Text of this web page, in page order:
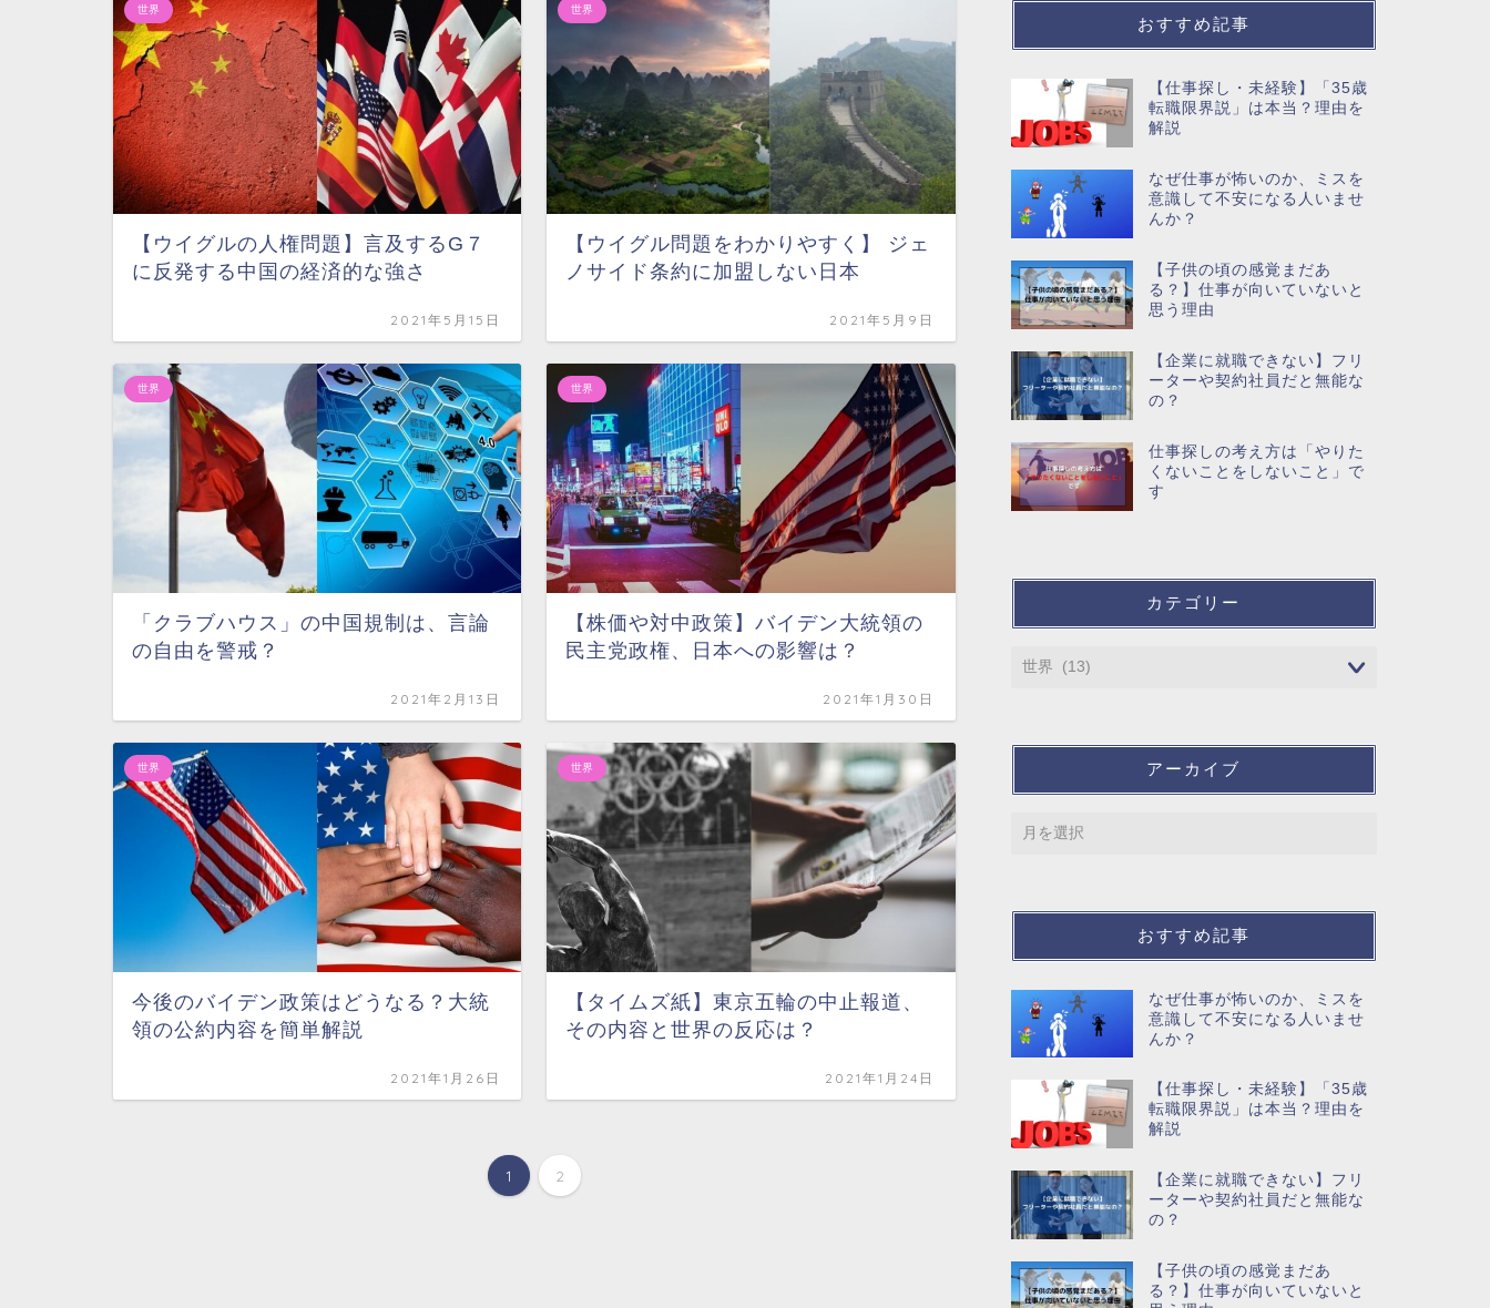
世界
【ウイグルの人権問題】言及するG７
に反発する中国の経済的な強さ
2021年5月15日
世界
【ウイグル問題をわかりやすく】 ジェ
ノサイド条約に加盟しない日本
2021年5月9日
世界
「クラブハウス」の中国規制は、言論
の自由を警戒？
2021年2月13日
世界
【株価や対中政策】バイデン大統領の
民主党政権、日本への影響は？
2021年1月30日
世界
今後のバイデン政策はどうなる？大統
領の公約内容を簡単解説
2021年1月26日
世界
【タイムズ紙】東京五輪の中止報道、
その内容と世界の反応は？
2021年1月24日
1 2
おすすめ記事
【仕事探し・未経験】「35歳
転職限界説」は本当？理由を
解説
なぜ仕事が怖いのか、ミスを
意識して不安になる人いませ
んか？
【子供の頃の感覚まだあ
る？】仕事が向いていないと
思う理由
【企業に就職できない】フリ
ーターや契約社員だと無能な
の？
仕事探しの考え方は「やりた
くないことをしないこと」で
す
カテゴリー
アーカイブ
おすすめ記事
なぜ仕事が怖いのか、ミスを
意識して不安になる人いませ
んか？
【仕事探し・未経験】「35歳
転職限界説」は本当？理由を
解説
【企業に就職できない】フリ
ーターや契約社員だと無能な
の？
【子供の頃の感覚まだあ
る？】仕事が向いていないと